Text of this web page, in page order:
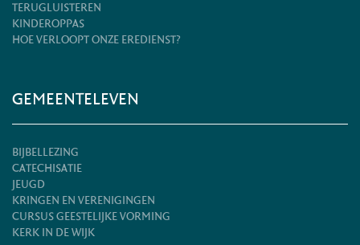
TERUGLUISTEREN
KINDEROPPAS
HOE VERLOOPT ONZE EREDIENST?
GEMEENTELEVEN
BIJBELLEZING
CATECHISATIE
JEUGD
KRINGEN EN VERENIGINGEN
CURSUS GEESTELIJKE VORMING
KERK IN DE WIJK